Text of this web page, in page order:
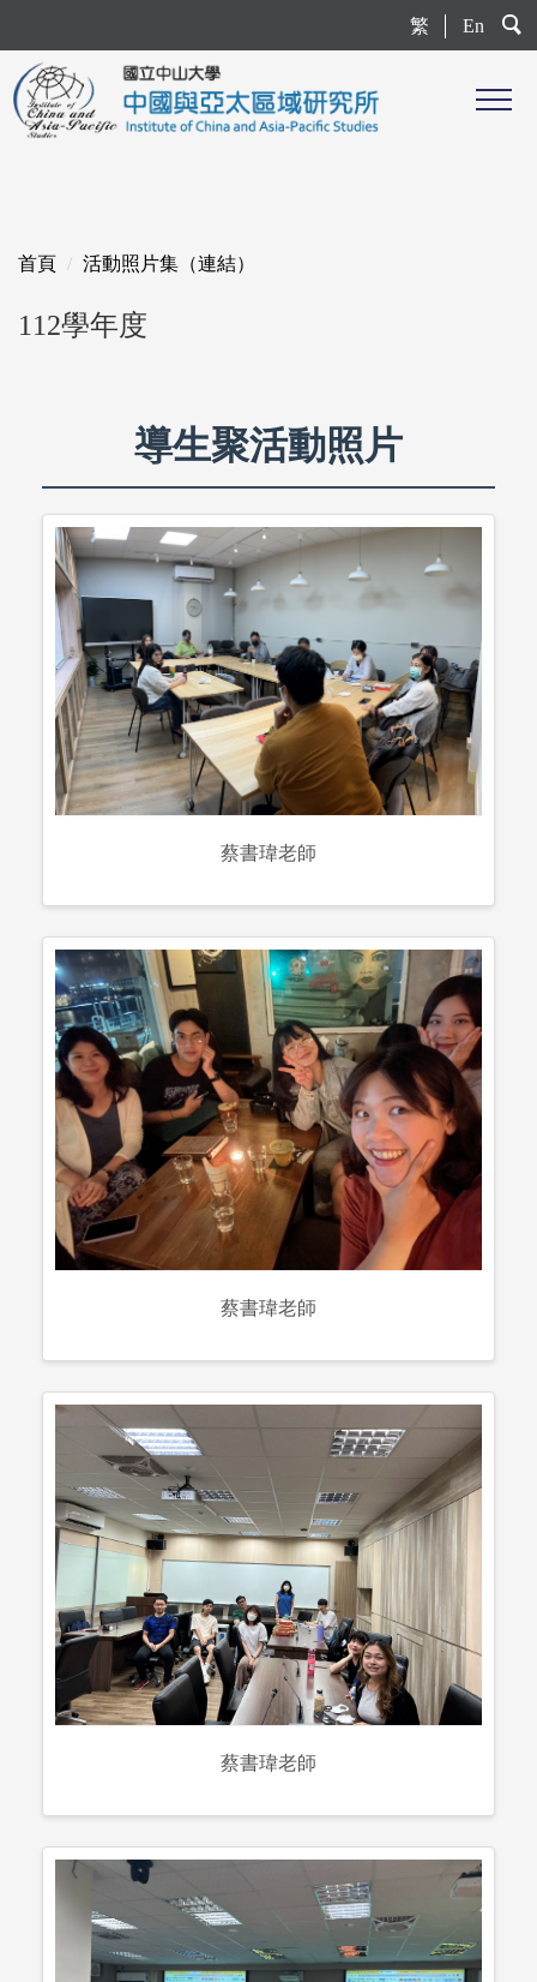
到
主
要
內
繁 En
首頁 活動照片集（連結）
112學年度
導生聚活動照片
蔡書瑋老師
蔡書瑋老師
蔡書瑋老師